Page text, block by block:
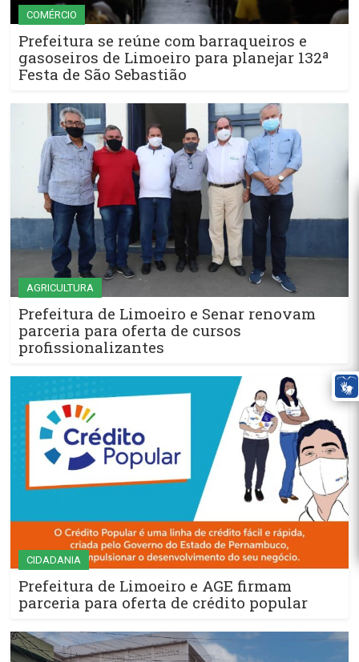
COMÉRCIO
Prefeitura se reúne com barraqueiros e
gasoseiros de Limoeiro para planejar 132ª
Festa de São Sebastião
AGRICULTURA
Prefeitura de Limoeiro e Senar renovam
parceria para oferta de cursos
profissionalizantes
CIDADANIA
Prefeitura de Limoeiro e AGE firmam
parceria para oferta de crédito popular